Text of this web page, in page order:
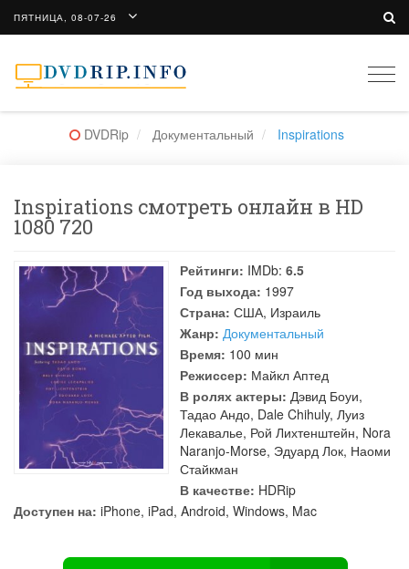
ПЯТНИЦА, 08-07-26
DVDRip Документальный Inspirations
Inspirations смотреть онлайн в HD
1080 720
Рейтинги: IMDb: 6.5
Год выхода: 1997
Страна: США, Израиль
Жанр: Документальный
Время: 100 мин
Режиссер: Майкл Аптед
В ролях актеры: Дэвид Боуи,
Тадао Андо, Dale Chihuly, Луиз
Лекавалье, Рой Лихтенштейн, Nora
Naranjo-Morse, Эдуард Лок, Наоми
Стайкман
В качестве: HDRip
Доступен на: iPhone, iPad, Android, Windows, Mac